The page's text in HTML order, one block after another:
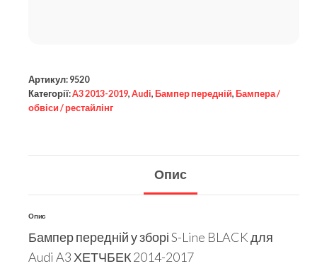
Артикул: 9520
Категорії:A3 2013-2019, Audi, Бампер передній, Бампера /
обвіси / рестайлінг
Опис
Опис
Бампер передній у зборі S-Line BLACK для
Audi A3 ХЕТЧБЕК 2014-2017